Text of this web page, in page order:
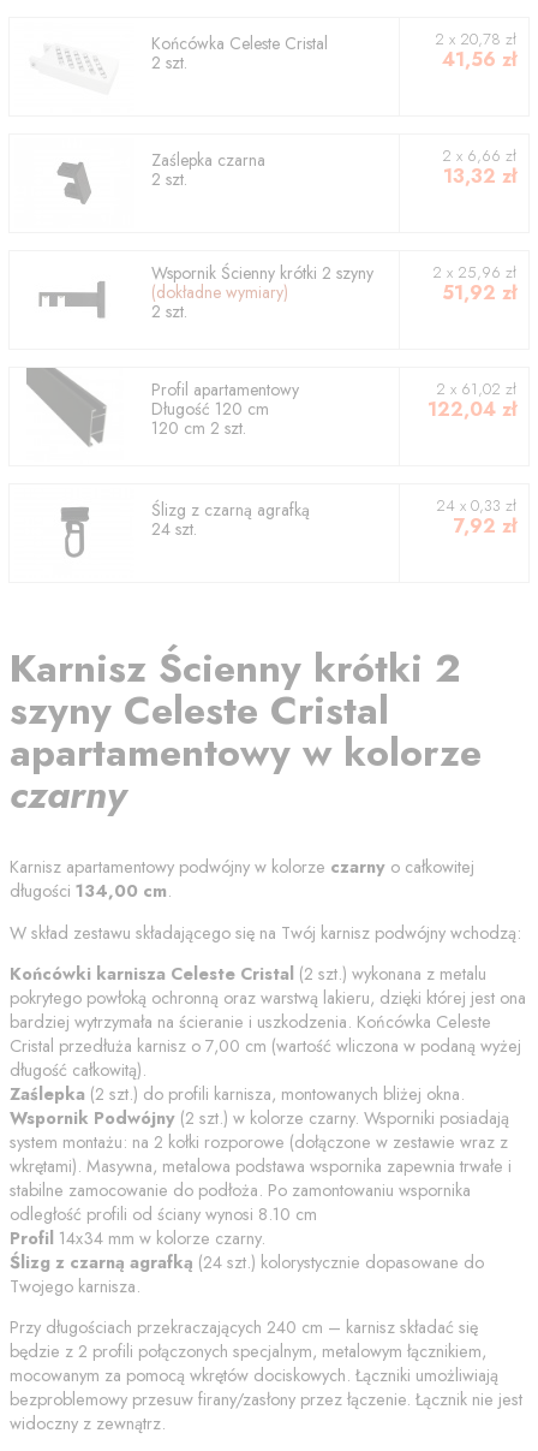
Końcówka Celeste Cristal
2 szt.
2 x 20,78 zł
41,56 zł
Zaślepka czarna
2 szt.
2 x 6,66 zł
13,32 zł
Wspornik Ścienny krótki 2 szyny
(dokładne wymiary)
2 szt.
2 x 25,96 zł
51,92 zł
Profil apartamentowy
Długość 120 cm
120 cm 2 szt.
2 x 61,02 zł
122,04 zł
Ślizg z czarną agrafką
24 szt.
24 x 0,33 zł
7,92 zł
Karnisz Ścienny krótki 2
szyny Celeste Cristal
apartamentowy w kolorze
czarny
Karnisz apartamentowy podwójny w kolorze czarny o całkowitej
długości 134,00 cm.
W skład zestawu składającego się na Twój karnisz podwójny wchodzą:
Końcówki karnisza Celeste Cristal (2 szt.) wykonana z metalu
pokrytego powłoką ochronną oraz warstwą lakieru, dzięki której jest ona
bardziej wytrzymała na ścieranie i uszkodzenia. Końcówka Celeste
Cristal przedłuża karnisz o 7,00 cm (wartość wliczona w podaną wyżej
długość całkowitą).
Zaślepka (2 szt.) do profili karnisza, montowanych bliżej okna.
Wspornik Podwójny (2 szt.) w kolorze czarny. Wsporniki posiadają
system montażu: na 2 kołki rozporowe (dołączone w zestawie wraz z
wkrętami). Masywna, metalowa podstawa wspornika zapewnia trwałe i
stabilne zamocowanie do podłoża. Po zamontowaniu wspornika
odległość profili od ściany wynosi 8.10 cm
Profil 14x34 mm w kolorze czarny.
Ślizg z czarną agrafką (24 szt.) kolorystycznie dopasowane do
Twojego karnisza.
Przy długościach przekraczających 240 cm – karnisz składać się
będzie z 2 profili połączonych specjalnym, metalowym łącznikiem,
mocowanym za pomocą wkrętów dociskowych. Łączniki umożliwiają
bezproblemowy przesuw firany/zasłony przez łączenie. Łącznik nie jest
widoczny z zewnątrz.